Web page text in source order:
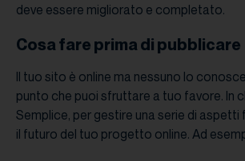
deve essere migliorato e completato.
Cosa fare prima di pubblicare
Il tuo sito è online ma nessuno lo
punto che puoi sfruttare a tuo favore. In
Semplice, per gestire una serie di
il futuro del tuo progetto online. Ad